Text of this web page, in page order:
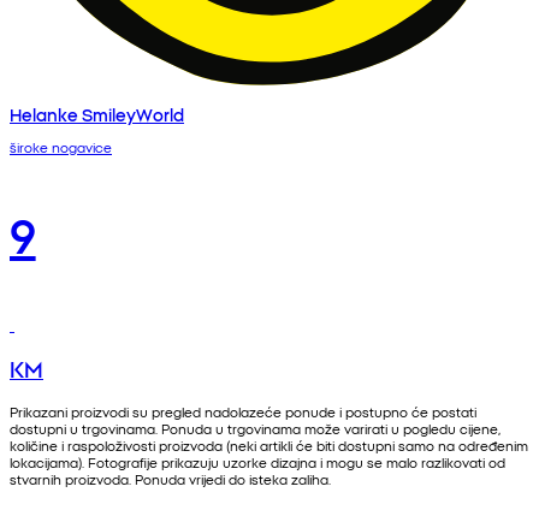
Helanke SmileyWorld
široke nogavice
9
KM
Prikazani proizvodi su pregled nadolazeće ponude i postupno će postati
dostupni u trgovinama. Ponuda u trgovinama može varirati u pogledu cijene,
količine i raspoloživosti proizvoda (neki artikli će biti dostupni samo na određenim
lokacijama). Fotografije prikazuju uzorke dizajna i mogu se malo razlikovati od
stvarnih proizvoda. Ponuda vrijedi do isteka zaliha.